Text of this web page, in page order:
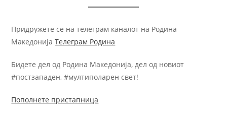
Придружете се на телеграм каналот на Родина
МакедонијаТелеграм Родина
Бидете дел од Родина Македонија, дел од новиот
#постзападен, #мултиполарен свет!
Пополнете пристапница